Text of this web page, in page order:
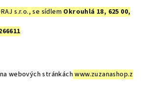
s.r.o.,se sídlem Okrouhlá 18, 625 00,
webových stránkáchwww.zuzanashop.z